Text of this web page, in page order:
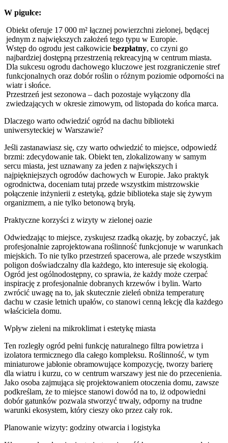
W pigułce:
Obiekt oferuje 17 000 m² łącznej powierzchni zielonej, będącej
jednym z największych założeń tego typu w Europie.
Wstęp do ogrodu jest całkowicie bezpłatny, co czyni go
najbardziej dostępną przestrzenią rekreacyjną w centrum miasta.
Dla sukcesu ogrodu dachowego kluczowe jest rozgraniczenie stref
funkcjonalnych oraz dobór roślin o różnym poziomie odporności na
wiatr i słońce.
Przestrzeń jest sezonowa – dach pozostaje wyłączony dla
zwiedzających w okresie zimowym, od listopada do końca marca.
Dlaczego warto odwiedzić ogród na dachu biblioteki
uniwersyteckiej w Warszawie?
Jeśli zastanawiasz się, czy warto odwiedzić to miejsce, odpowiedź
brzmi: zdecydowanie tak. Obiekt ten, zlokalizowany w samym
sercu miasta, jest uznawany za jeden z największych i
najpiękniejszych ogrodów dachowych w Europie. Jako praktyk
ogrodnictwa, doceniam tutaj przede wszystkim mistrzowskie
połączenie inżynierii z estetyką, gdzie biblioteka staje się żywym
organizmem, a nie tylko betonową bryłą.
Praktyczne korzyści z wizyty w zielonej oazie
Odwiedzając to miejsce, zyskujesz rzadką okazję, by zobaczyć, jak
profesjonalnie zaprojektowana roślinność funkcjonuje w warunkach
miejskich. To nie tylko przestrzeń spacerowa, ale przede wszystkim
poligon doświadczalny dla każdego, kto interesuje się ekologią.
Ogród jest ogólnodostępny, co sprawia, że każdy może czerpać
inspirację z profesjonalnie dobranych krzewów i bylin. Warto
zwrócić uwagę na to, jak skutecznie zieleń obniża temperaturę
dachu w czasie letnich upałów, co stanowi cenną lekcję dla każdego
właściciela domu.
Wpływ zieleni na mikroklimat i estetykę miasta
Ten rozległy ogród pełni funkcję naturalnego filtra powietrza i
izolatora termicznego dla całego kompleksu. Roślinność, w tym
miniaturowe jabłonie obramowujące kompozycję, tworzy barierę
dla wiatru i kurzu, co w centrum warszawy jest nie do przecenienia.
Jako osoba zajmująca się projektowaniem otoczenia domu, zawsze
podkreślam, że to miejsce stanowi dowód na to, iż odpowiedni
dobór gatunków pozwala stworzyć trwały, odporny na trudne
warunki ekosystem, który cieszy oko przez cały rok.
Planowanie wizyty: godziny otwarcia i logistyka